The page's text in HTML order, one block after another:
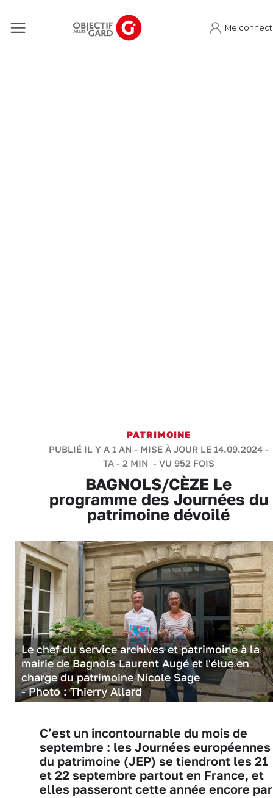
Me
PATRIMOINE
PUBLIÉ IL Y A 1 AN - MISE À JOUR LE 14.09.2024 -
TA- 2 MIN - VU 952 FOIS
BAGNOLS/CÈZE Le
programme des Journées du
patrimoine dévoilé
Le chef du service archives et patrimoine à la
mairie de Bagnols Laurent Augé et l'élue en
charge du patrimoine Nicole Sage
- Photo : Thierry Allard
C’est un incontournable du mois de
septembre : les Journées européennes
du patrimoine (JEP) se tiendront les 21
et 22 septembre partout en France, et
elles passeront cette année encore par